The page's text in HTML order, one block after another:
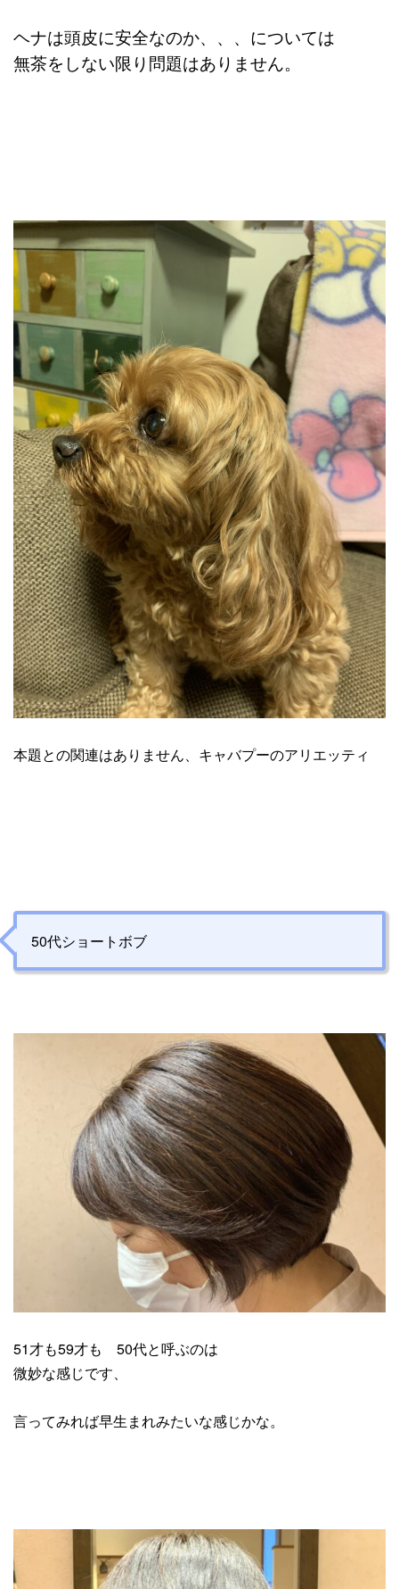
ヘナは頭皮に安全なのか、、、については
無茶をしない限り問題はありません。
本題との関連はありません、キャバプーのアリエッティ
50代ショートボブ
51才も59才も 50代と呼ぶのは
微妙な感じです、
言ってみれば早生まれみたいな感じかな。